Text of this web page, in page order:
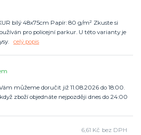
bílý 48x75cm Papír: 80 g/m² Zkuste si
pro policejní parkur. U této varianty je
celý popis
můžeme doručit již 11.08.2026 do 18:00.
zboží objednáte nejpozději dnes do 24:00
6,61 Kč bez DPH